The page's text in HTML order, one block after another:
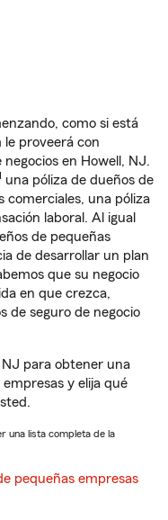
como si está
proveerá con
en Howell, NJ.
una póliza de dueños de
comerciales, una póliza
laboral. Al igual
de pequeñas
de desarrollar un plan
que su negocio
en que crezca,
de seguro de negocio
NJ para obtener una
y elija qué
una lista completa de la
pequeñas empresas